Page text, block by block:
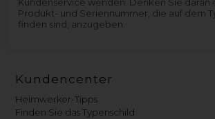
Produkt- und Seriennummer, die auf dem
finden sind, anzugeben.
Kundencenter
Heimwerker-Tipps
Finden Sie das Typenschild